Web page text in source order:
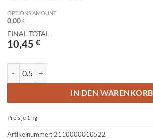
OPTIONS AMOUNT
0,00 €
FINAL TOTAL
10,45 €
IN DEN WARENKORB
Preis je 1 kg
Artikelnummer: 2110000010522